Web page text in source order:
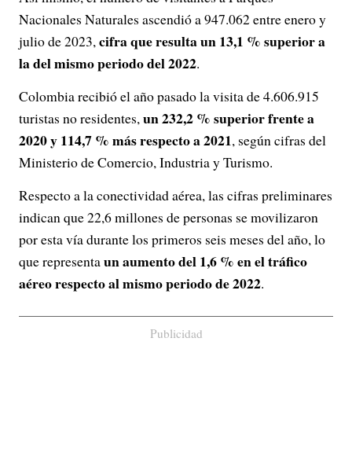
Nacionales Naturales ascendió a 947.062 entre enero y
julio de 2023,cifra que resulta un 13,1 % superior a
la del mismo periodo del 2022.
Colombia recibió el año pasado la visita de 4.606.915
turistas no residentes,un 232,2 % superior frente a
2020 y 114,7 % más respecto a 2021, según cifras del
Ministerio de Comercio, Industria y Turismo.
Respecto a la conectividad aérea, las cifras preliminares
indican que 22,6 millones de personas se movilizaron
por esta vía durante los primeros seis meses del año, lo
que representaun aumento del 1,6 % en el tráfico
aéreo respecto al mismo periodo de 2022.
Publicidad